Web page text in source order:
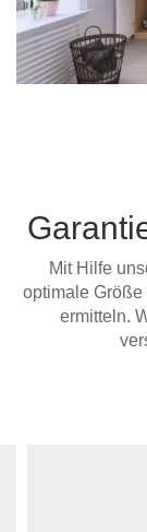
Mit Hilfe
optimale
ermitteln.